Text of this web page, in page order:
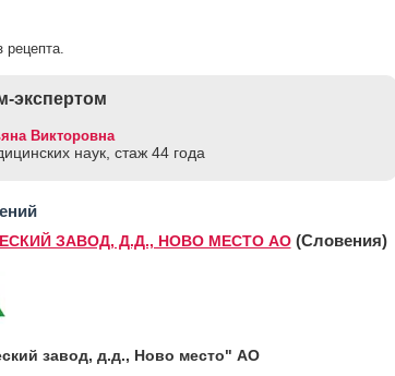
рецепта.
экспертом
Викторовна
наук, стаж 44 годa
ЗАВОД, Д.Д., НОВО МЕСТО АО (Словения)
завод, д.д., Ново место" АО